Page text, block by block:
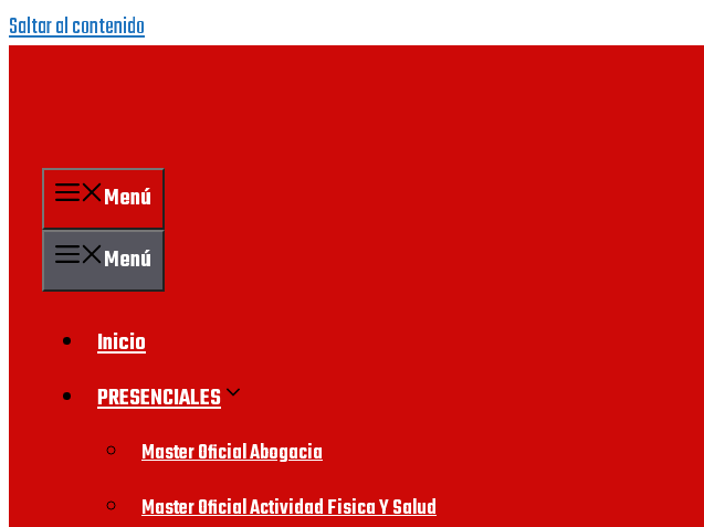
Saltar al contenido
Menú
Menú
Inicio
PRESENCIALES
Master Oficial Abogacia
Master Oficial Actividad Fisica Y Salud